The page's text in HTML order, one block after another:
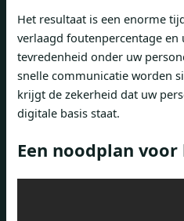
Het resultaat is een enorme
verlaagd foutenpercentage
tevredenheid onder uw
snelle communicatie worden
krijgt de zekerheid dat uw
digitale basis staat.
Een noodplan